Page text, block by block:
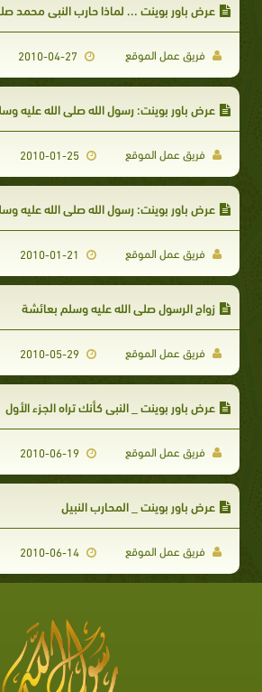
عرض باور بوينت ... لماذا حارب النبي محمد
فريق عمل الموقع
عرض باور بوينت: رسول الله صلى الله عليه وسلم
فريق عمل الموقع
عرض باور بوينت: رسول الله صلى الله عليه وسلم
فريق عمل الموقع
زواج الرسول صلى الله عليه وسلم بعائشة
فريق عمل الموقع
عرض باور بوينت _ النبي كأنك تراه الجزء الأول
فريق عمل الموقع
عرض باور بوينت _ المحارب النبيل
فريق عمل الموقع